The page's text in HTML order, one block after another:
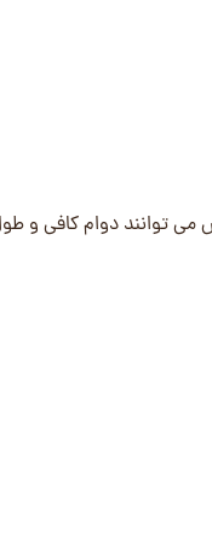
توانند دوام کافی و